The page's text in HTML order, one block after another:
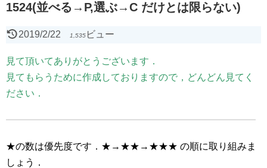
1524(並べる→P,選ぶ→C だけとは限らない)
2019/2/22 1,535ビュー
見て頂いてありがとうございます．
見てもらうために作成しておりますので，どんどん見てく
ださい．
★の数は優先度です．★→★★→★★★ の順に取り組みま
しょう．